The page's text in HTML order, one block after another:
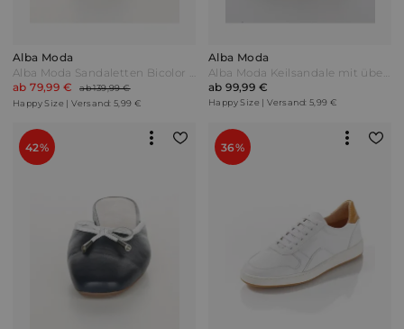
Alba Moda
Alba Moda Sandaletten Bicolor Cognac/Weiß Braun
ab 79,99 €
ab 139,99 €
Happy Size | Versand: 5,99 €
Alba Moda
Alba Moda Keilsandale mit überkreuzte Riemen Weiß/Bronze/Rosé Gold
ab 99,99 €
Happy Size | Versand: 5,99 €
42% 36%